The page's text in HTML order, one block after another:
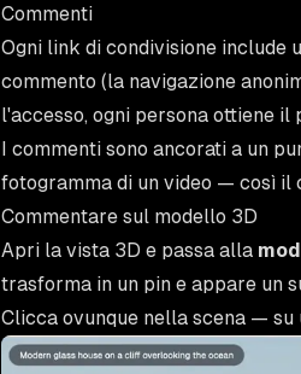
Commenti
Ogni link di condivisione include
commento (la navigazione
l'accesso, ogni persona ottiene
I commenti sono ancorati a un
fotogramma di un video — così il
Commentare sul modello 3D
Apri la vista 3D e passa alla
trasforma in un pin e appare un
Clicca ovunque nella scena —